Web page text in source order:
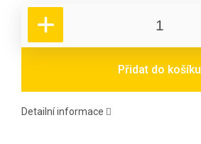
Přidat do košíku
Detailní informace